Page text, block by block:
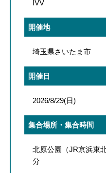
IVV
開催地
埼玉県さいたま市
開催日
2026/8/29(日)
集合場所・集合時間
北原公園（JR京浜東
分